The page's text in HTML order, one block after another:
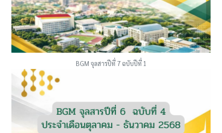
BGM จุลสารปีที่ 7 ฉบับปีที่ 1